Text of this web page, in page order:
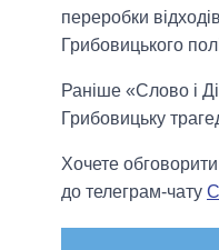
переробки
Грибовицького
Раніше «Слово і
Грибовицьку
Хочете
до телеграм-чату